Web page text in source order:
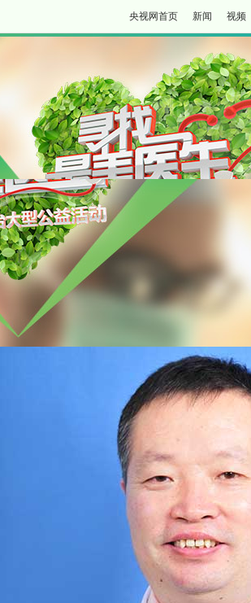
央视网首页 新闻 视频